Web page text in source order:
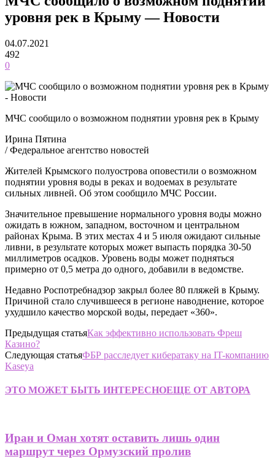
уровня рек в Крыму — Новости
04.07.2021
492
0
МЧС сообщило о возможном поднятии уровня рек в Крыму
Ирина Пятина
/ Федеральное агентство новостей
Жителей Крымского полуострова оповестили о возможном
поднятии уровня воды в реках и водоемах в результате
сильных ливней. Об этом сообщило МЧС России.
Значительное превышение нормального уровня воды можно
ожидать в южном, западном, восточном и центральном
районах Крыма. В этих местах 4 и 5 июля ожидают сильные
ливни, в результате которых может выпасть порядка 30-50
миллиметров осадков. Уровень воды может подняться
примерно от 0,5 метра до одного, добавили в ведомстве.
Недавно Роспотребнадзор закрыл более 80 пляжей в Крыму.
Причиной стало случившееся в регионе наводнение, которое
ухудшило качество морской воды, передает «360».
Предыдущая статьяКак эффективно использовать Фреш
Казино?
Следующая статьяФБР расследует кибератаку на IT-компанию
Kaseya
ЭТО МОЖЕТ БЫТЬ ИНТЕРЕСНОЕЩЕ ОТ АВТОРА
Иран и Оман хотят оставить лишь один
маршрут через Ормузский пролив